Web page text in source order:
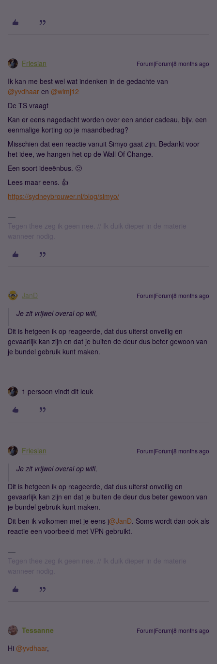
Friesian Forum|Forum|8 months ago
Ik kan me best wel wat indenken in de gedachte van ​
@yvdhaar en ​ @wimj12
De TS vraagt
Kan er eens nagedacht worden over een ander cadeau, bijv. een
eenmalige korting op je maandbedrag?
Misschien dat een reactie vanuit Simyo gaat zijn. Bedankt voor
het idee, we hangen het op de Wall Of Change.
Een soort ideeënbus. 🙂
Lees maar eens. 👍
https://sydneybrouwer.nl/blog/simyo/
Tegen thee zeg ik geen nee. // Ik duik dieper in de materie
wanneer nodig.
JanD Forum|Forum|8 months ago
Je zit vrijwel overal op wifi,
Dit is hetgeen ik op reageerde, dat dus uiterst onveilig en
gevaarlijk kan zijn en dat je buiten de deur dus beter gewoon van
je bundel gebruik kunt maken.
1 persoon vindt dit leuk
Friesian Forum|Forum|8 months ago
Je zit vrijwel overal op wifi,
Dit is hetgeen ik op reageerde, dat dus uiterst onveilig en
gevaarlijk kan zijn en dat je buiten de deur dus beter gewoon van
je bundel gebruik kunt maken.
Dit ben ik volkomen met je eens j​@JanD. Soms wordt dan ook als
reactie een voorbeeld met VPN gebruikt.
Tegen thee zeg ik geen nee. // Ik duik dieper in de materie
wanneer nodig.
Tessanne Forum|Forum|8 months ago
Hi ​ @yvdhaar,